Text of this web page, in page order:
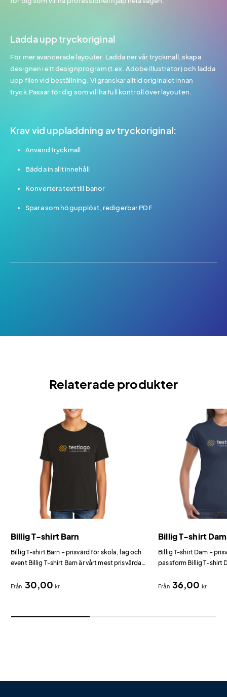
Ladda upp tryckoriginal
För mer avancerade layouter. Ladda ner vår tryckmall, skapa
designen i ett designprogram (t.ex. Adobe Illustrator) och ladda
upp filen vid beställning. Vi granskar alltid originalet innan
tryck.Passar för dig som vill ha full kontroll över layouten.
Krav vid uppladdning av tryckoriginal:
Använd tryckmall
Bädda in allt innehåll
Konvertera text till banor
Spara som högupplöst, redigerbar PDF
Relaterade produkter
Billig T-shirt Barn
Billig T-shirt Barn – prisvärd för skola, lag och
event Billig T-shirt Barn är vårt mest prisvärda
Från 30,00kr
Billig T-shirt Dam
Billig T-shirt Dam –
passform Billig T-shirt
tryck.
Från 36,00 kr